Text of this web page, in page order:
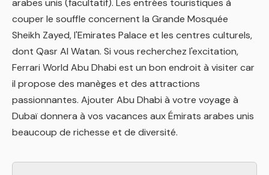
arabes unis (facultatif). Les entrées touristiques à
couper le souffle concernent la Grande Mosquée
Sheikh Zayed, l'Emirates Palace et les centres culturels,
dont Qasr Al Watan. Si vous recherchez l'excitation,
Ferrari World Abu Dhabi est un bon endroit à visiter car
il propose des manèges et des attractions
passionnantes. Ajouter Abu Dhabi à votre voyage à
Dubaï donnera à vos vacances aux Émirats arabes unis
beaucoup de richesse et de diversité.